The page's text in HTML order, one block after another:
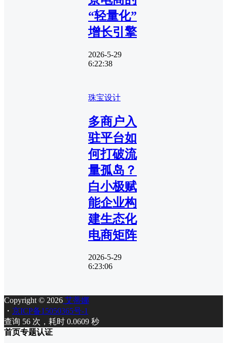
“轻量化”
增长引擎
2026-5-29
6:22:38
珠宝设计
多商户入
驻平台如
何打破流
量孤岛？
白小极赋
能企业构
建生态化
电商矩阵
2026-5-29
6:23:06
Copyright © 2026 艾蒂娜
・ 京ICP备15050365号-1
查询 56 次，耗时 0.0609 秒
首页专题认证